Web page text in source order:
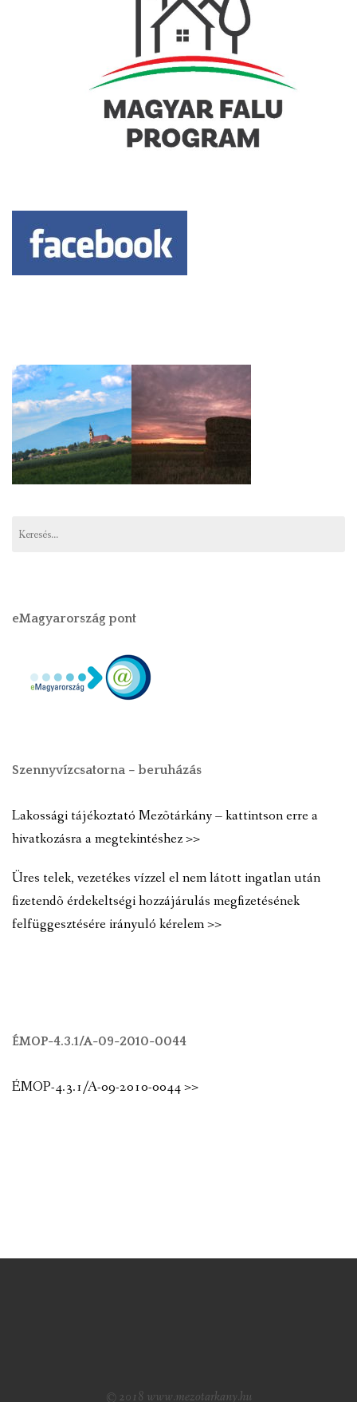
eMagyarország pont
Szennyvízcsatorna – beruházás
Lakossági tájékoztató Mezõtárkány – kattintson erre a
hivatkozásra a megtekintéshez >>
Üres telek, vezetékes vízzel el nem látott ingatlan után
fizetendõ érdekeltségi hozzájárulás megfizetésének
felfüggesztésére irányuló kérelem >>
ÉMOP-4.3.1/A-09-2010-0044
ÉMOP-4.3.1/A-09-2010-0044 >>
© 2018 www.mezotarkany.hu